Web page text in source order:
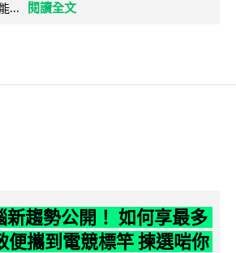
...
閱讀全文
趨勢公開！ 如何享最多
攜到電競標竿 揀選啱你